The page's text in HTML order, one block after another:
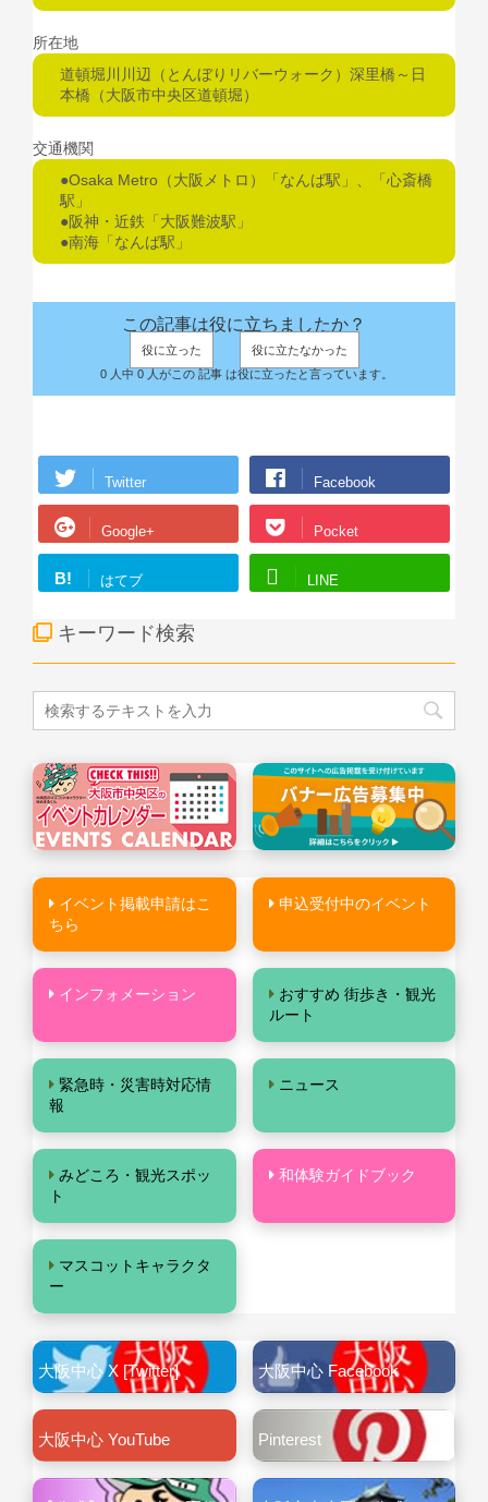
所在地
道頓堀川川辺（とんぼりリバーウォーク）深里橋～日
本橋（大阪市中央区道頓堀）
交通機関
●Osaka Metro（大阪メトロ）「なんば駅」、「心斎橋
駅」
●阪神・近鉄「大阪難波駅」
●南海「なんば駅」
この記事は役に立ちましたか？
役に立った
役に立たなかった
0 人中 0 人がこの 記事 は役に立ったと言っています。
Twitter Facebook
Google+ Pocket
B! はてブ LINE
キーワード検索
イベント掲載申請はこ
ちら
申込受付中のイベント
インフォメーション
おすすめ 街歩き・観光
ルート
緊急時・災害時対応情
報
ニュース
みどころ・観光スポッ
ト
和体験ガイドブック
マスコットキャラクタ
ー
大阪中心 X [Twitter] 大阪中心 Facebook
大阪中心 YouTube Pinterest